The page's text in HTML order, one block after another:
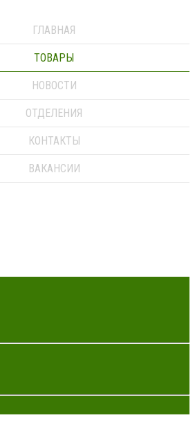
ГЛАВНАЯ
ТОВАРЫ
НОВОСТИ
ОТДЕЛЕНИЯ
КОНТАКТЫ
ВАКАНСИИ